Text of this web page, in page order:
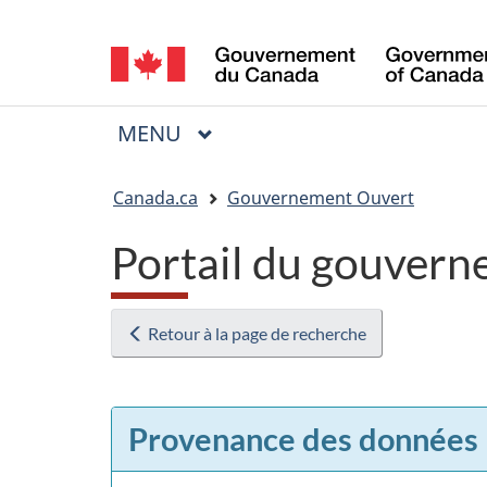
de
la
langue
Menu
MENU PRINCIPAL
Canada.ca Gouvernement Ouvert
Portail du
Retour à la page de recherche
Provenance des données